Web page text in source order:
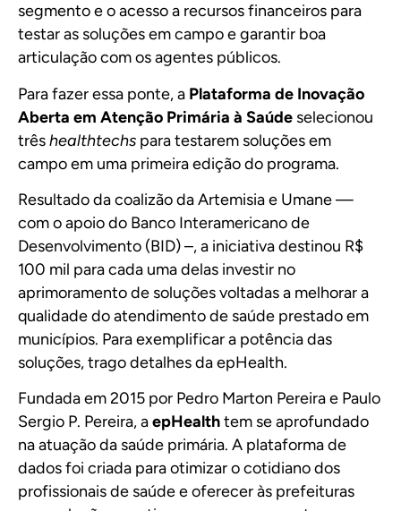
segmento e o acesso a recursos financeiros para
testar as soluções em campo e garantir boa
articulação com os agentes públicos.
Para fazer essa ponte, a Plataforma de Inovação
Aberta em Atenção Primária à Saúde selecionou
trêshealthtechs para testarem soluções em
campo em uma primeira edição do programa.
Resultado da coalizão da Artemisia e Umane —
com o apoio do Banco Interamericano de
Desenvolvimento (BID) –, a iniciativa destinou R$
100 mil para cada uma delas investir no
aprimoramento de soluções voltadas a melhorar a
qualidade do atendimento de saúde prestado em
municípios. Para exemplificar a potência das
soluções, trago detalhes da epHealth.
Fundada em 2015 por Pedro Marton Pereira e Paulo
Sergio P. Pereira, aepHealthtem se aprofundado
na atuação da saúde primária. A plataforma de
dados foi criada para otimizar o cotidiano dos
profissionais de saúde e oferecer às prefeituras